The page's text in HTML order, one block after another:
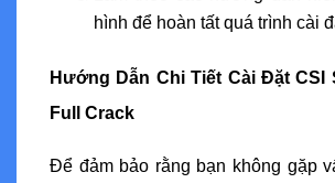
hình để hoàn tất quá trình cài
Hướng Dẫn Chi Tiết Cài Đặt CSI
Full Crack
Để đảm bảo rằng bạn không gặp